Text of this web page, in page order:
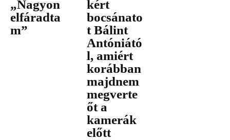
„Nagyon
elfáradta
m”
kért
bocsánato
t Bálint
Antóniátó
l, amiért
korábban
majdnem
megverte
őt a
kamerák
előtt